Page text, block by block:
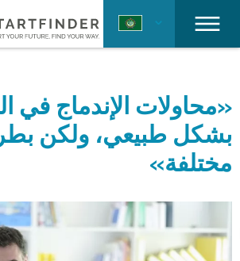
«محاولات الإندماج في
بشكل طبيعي، ولكن
مختلفة»